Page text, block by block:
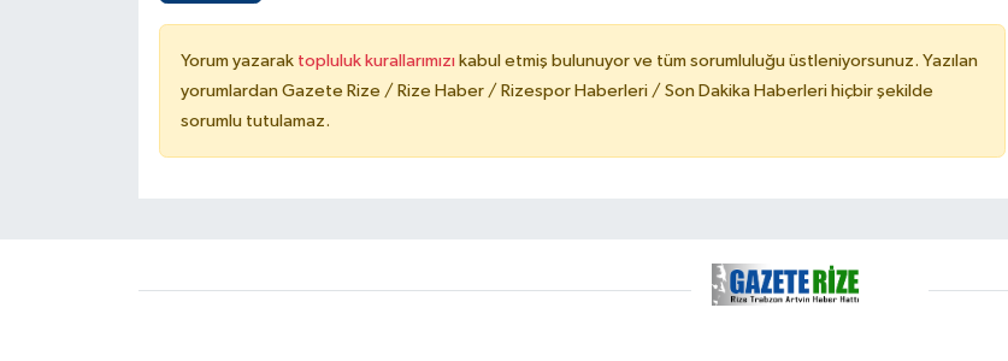
Yorum yazarak topluluk kurallarımızı kabul etmiş bulunuyor ve tüm sorumluluğu üstleniyorsunuz. Yazılan
yorumlardan Gazete Rize / Rize Haber / Rizespor Haberleri / Son Dakika Haberleri hiçbir şekilde
sorumlu tutulamaz.